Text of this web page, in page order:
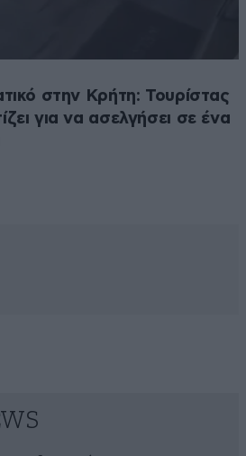
στην Κρήτη: Τουρίστας
για να ασελγήσει σε ένα